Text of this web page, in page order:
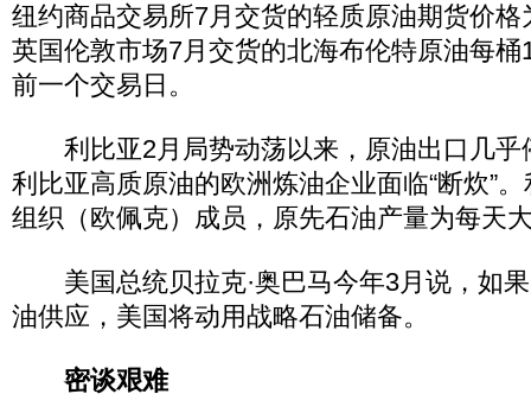
纽约商品交易所7月交货的轻质原油期货价
英国伦敦市场7月交货的北海布伦特原油每
前一个交易日。
利比亚2月局势动荡以来，原油出口几乎
利比亚高质原油的欧洲炼油企业面临“断炊”
组织（欧佩克）成员，原先石油产量为每天
美国总统贝拉克·奥巴马今年3月说，如果
油供应，美国将动用战略石油储备。
密谈艰难